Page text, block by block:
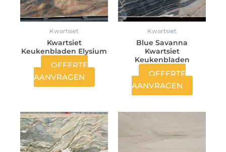
Kwartsiet
Kwartsiet
Keukenbladen Elysium
OFFERTE
AANVRAGEN
Kwartsiet
Blue Savanna
Kwartsiet
Keukenbladen
OFFERTE
AANVRAGEN